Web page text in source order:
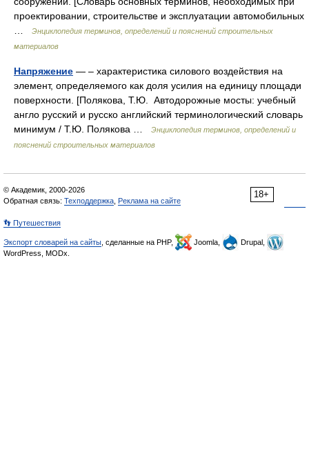
проектировании, строительстве и эксплуатации автомобильных
Энциклопедия терминов, определений и пояснений строительных
материалов
Напряжение — – характеристика силового воздействия на
элемент, определяемого как доля усилия на единицу площади
поверхности. [Полякова, Т.Ю. Автодорожные мосты: учебный
англо русский и русско английский терминологический словарь
минимум / Т.Ю. Полякова …
Энциклопедия терминов, определений и
пояснений строительных материалов
18+
© Академик, 2000-2026
Обратная связь: Техподдержка Реклама на сайте
👣 Путешествия
Экспорт словарей на сайты , сделанные на PHP, Joomla,
Drupal,
WordPress, MODx.